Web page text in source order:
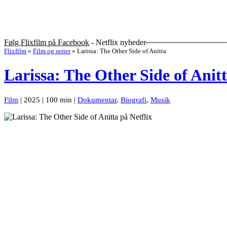
Følg Flixfilm på Facebook - Netflix nyheder
Flixfilm » Film og serier » Larissa: The Other Side of Anitta
Larissa: The Other Side of
Film | 2025 | 100 min | Dokumentar, Biografi, Musik